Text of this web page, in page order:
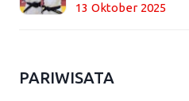
13 Oktober 2025
PARIWISATA